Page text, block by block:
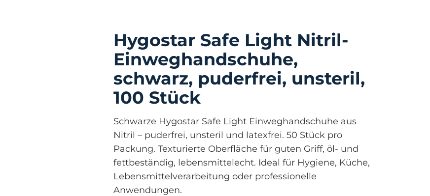
Hygostar Safe Light Nitril-
Einweghandschuhe,
schwarz, puderfrei, unsteril,
100 Stück
Schwarze Hygostar Safe Light Einweghandschuhe aus
Nitril – puderfrei, unsteril und latexfrei. 50 Stück pro
Packung. Texturierte Oberfläche für guten Griff, öl- und
fettbeständig, lebensmittelecht. Ideal für Hygiene, Küche,
Lebensmittelverarbeitung oder professionelle
Anwendungen.